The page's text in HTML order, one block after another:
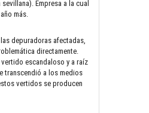
Empresa a la cual
más.
depuradoras afectadas,
directamente.
escandaloso y a raíz
transcendió a los medios
vertidos se producen